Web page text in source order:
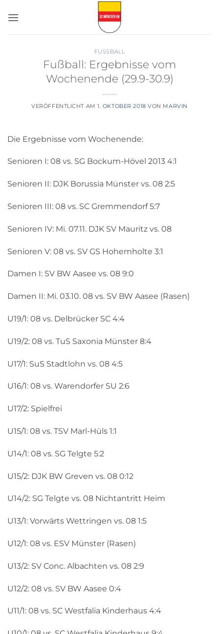
Inhalt
FUSSBALL
Fußball: Ergebnisse vom
Wochenende (29.9-30.9)
VERÖFFENTLICHT AM1. OKTOBER 2018 VON MARVIN
Die Ergebnisse vom Wochenende:
Senioren I: 08 vs. SG Bockum-Hövel 2013 4:1
Senioren II: DJK Borussia Münster vs. 08 2:5
Senioren III: 08 vs. SC Gremmendorf 5:7
Senioren IV: Mi. 07.11. DJK SV Mauritz vs. 08
Senioren V: 08 vs. SV GS Hohemholte 3:1
Damen I: SV BW Aasee vs. 08 9:0
Damen II: Mi. 03.10. 08 vs. SV BW Aasee (Rasen)
U19/1: 08 vs. Delbrücker SC 4:4
U19/2: 08 vs. TuS Saxonia Münster 8:4
U17/1: SuS Stadtlohn vs. 08 4:5
U16/1: 08 vs. Warendorfer SU 2:6
U17/2: Spielfrei
U15/1: 08 vs. TSV Marl-Hüls 1:1
U14/1: 08 vs. SG Telgte 5:2
U15/2: DJK BW Greven vs. 08 0:12
U14/2: SG Telgte vs. 08 Nichtantritt Heim
U13/1: Vorwärts Wettringen vs. 08 1:5
U12/1: 08 vs. ESV Münster (Rasen)
U13/2: SV Conc. Albachten vs. 08 2:9
U12/2: 08 vs. SV BW Aasee 0:4
U11/1: 08 vs. SC Westfalia Kinderhaus 4:4